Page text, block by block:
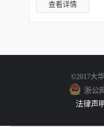
查看详情
©2017大
浙公
法律声